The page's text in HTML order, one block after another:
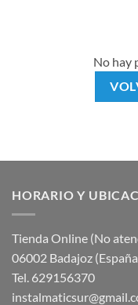
No hay
HORARIO Y
Tienda Online (No
06002 Badajoz
Tel. 629156370